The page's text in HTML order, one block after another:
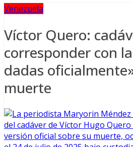
Venezuela
Víctor Quero:
corresponder con
dadas
muerte